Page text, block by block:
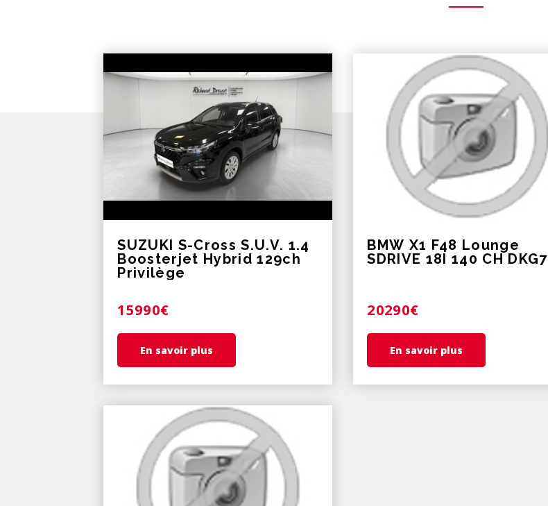
SUZUKI S-Cross S.U.V. 1.4
Boosterjet Hybrid 129ch
Privilège
15990€
En savoir plus
BMW X1 F48 Lounge
SDRIVE 18I 140 CH DKG7
20290€
En savoir plus